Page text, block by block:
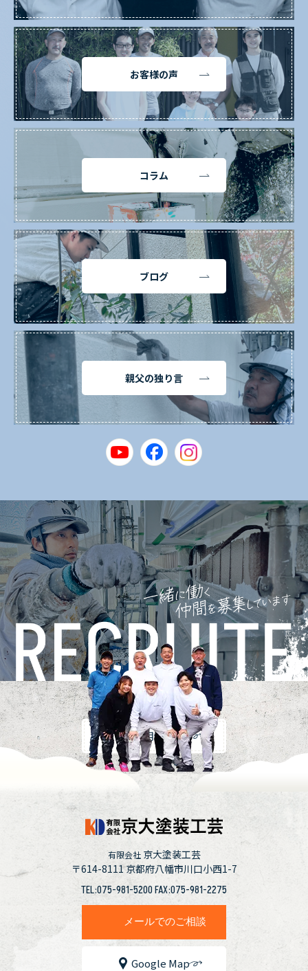
お客様の声
コラム
ブログ
親父の独り言
採用情報
有限会社 京大塗装工芸
〒614-8111京都府八幡市川口小西1-7
TEL:075-981-5200 FAX:075-981-2275
メールでのご相談
Google Map